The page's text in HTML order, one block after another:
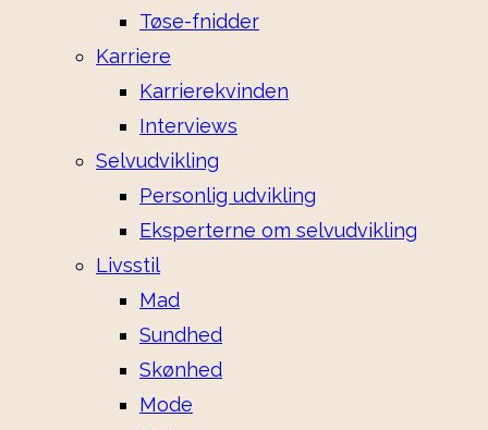
Tøse-fnidder
Karriere
Karrierekvinden
Interviews
Selvudvikling
Personlig udvikling
Eksperterne om selvudvikling
Livsstil
Mad
Sundhed
Skønhed
Mode